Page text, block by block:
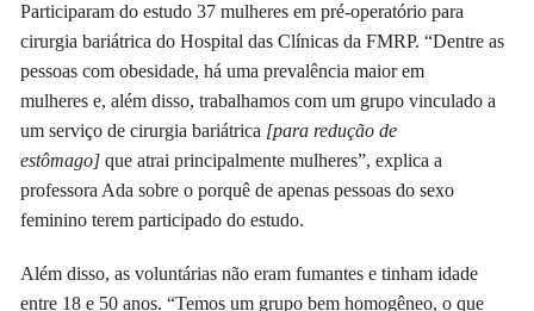
Participaram do estudo 37 mulheres em pré-operatório para
cirurgia bariátrica do Hospital das Clínicas da FMRP. “Dentre as
pessoas com obesidade, há uma prevalência maior em
mulheres e, além disso, trabalhamos com um grupo vinculado a
um serviço de cirurgia bariátrica [para redução de
estômago] que atrai principalmente mulheres”, explica a
professora Ada sobre o porquê de apenas pessoas do sexo
feminino terem participado do estudo.
Além disso, as voluntárias não eram fumantes e tinham idade
entre 18 e 50 anos. “Temos um grupo bem homogêneo, o que